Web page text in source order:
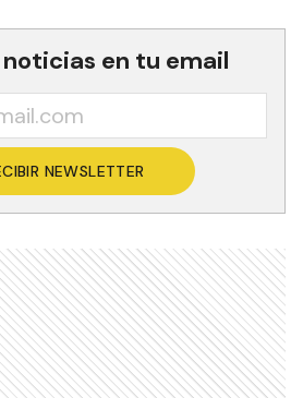
noticias en tu email
NEWSLETTER